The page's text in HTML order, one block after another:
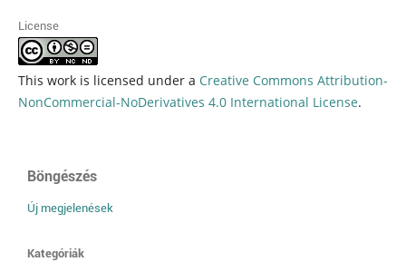
License
This work is licensed under a Creative Commons Attribution-
NonCommercial-NoDerivatives 4.0 International License.
Böngészés
Új megjelenések
Kategóriák